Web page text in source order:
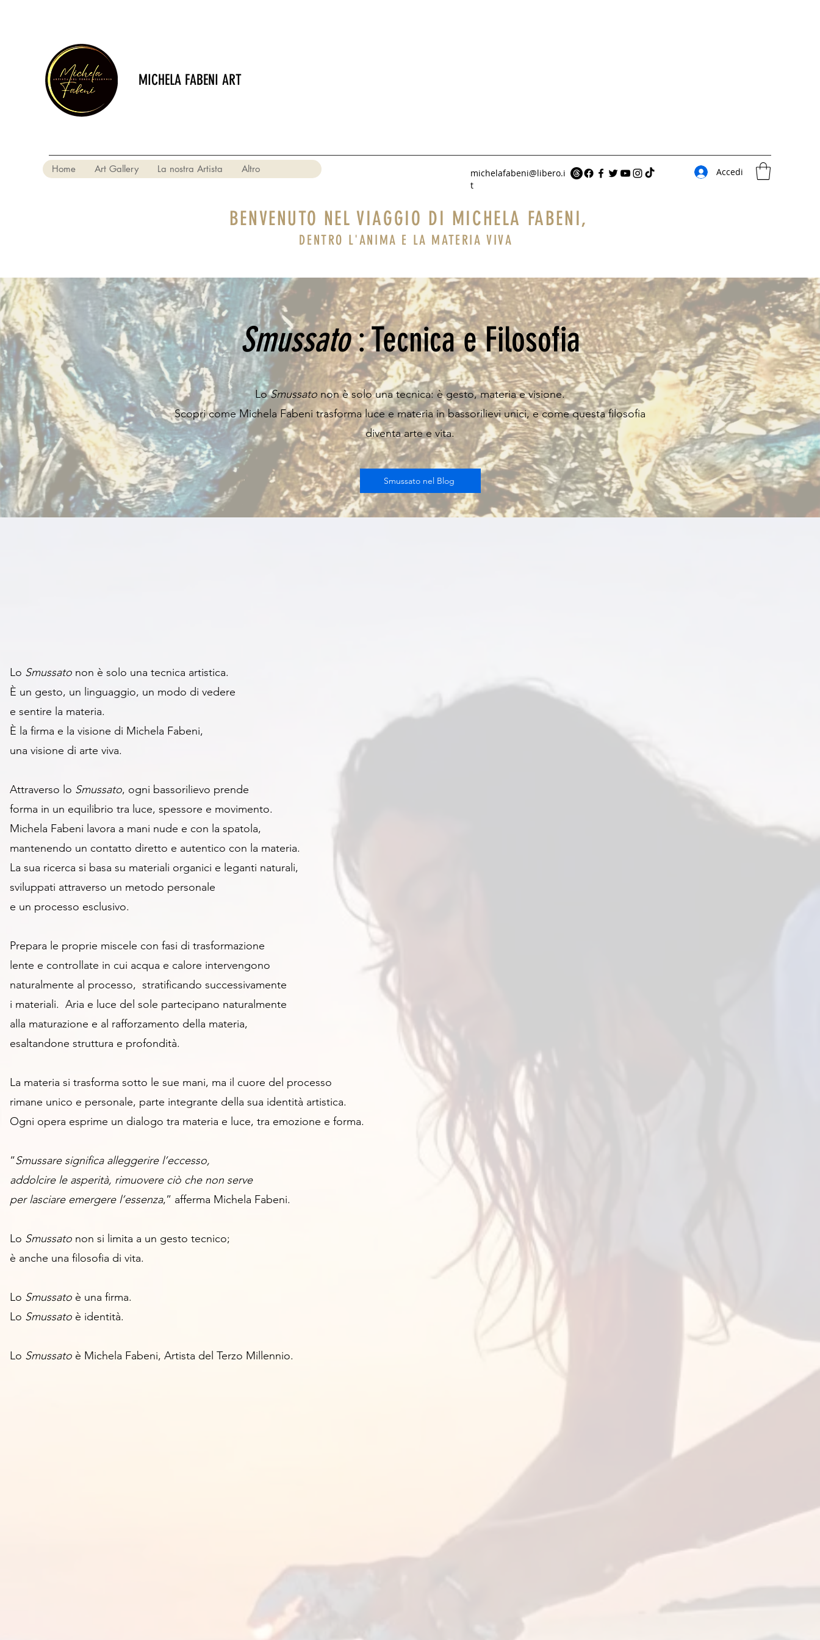
MICHELA FABENI ART
Home Art Gallery La nostra Artista Altro
michelafabeni@libero.i
t
Accedi
BENVENUTO NEL VIAGGIO DI MICHELA FABENI,
DENTRO L'ANIMA E LA MATERIA VIVA
Smussato: Tecnica e Filosofia
LoSmussatonon è solo una tecnica: è gesto, materia e visione.
Scopri come Michela Fabeni trasforma luce e materia in bassorilievi unici, e come questa filosofia
diventa arte e vita.
Smussato nel Blog
Lo Smussato non è solo una tecnica artistica.
È un gesto, un linguaggio, un modo di vedere
e sentire la materia.
È la firma e la visione di Michela Fabeni,
una visione di arte viva.
Attraverso lo Smussato, ogni bassorilievo prende
forma in un equilibrio tra luce, spessore e movimento.
Michela Fabeni lavora a mani nude e con la spatola,
mantenendo un contatto diretto e autentico con la materia.
La sua ricerca si basa su materiali organici e leganti naturali,
sviluppati attraverso un metodo personale
e un processo esclusivo.
Prepara le proprie miscele con fasi di trasformazione
lente e controllate in cui acqua e calore intervengono
naturalmente al processo, stratificando successivamente
i materiali. Aria e luce del sole partecipano naturalmente
alla maturazione e al rafforzamento della materia,
esaltandone struttura e profondità.
La materia si trasforma sotto le sue mani, ma il cuore del processo
rimane unico e personale, parte integrante della sua identità artistica.
Ogni opera esprime un dialogo tra materia e luce, tra emozione e forma.
“Smussare significa alleggerire l’eccesso,
addolcire le asperità, rimuovere ciò che non serve
per lasciare emergere l’essenza,” afferma Michela Fabeni.
Lo Smussato non si limita a un gesto tecnico;
è anche una filosofia di vita.
Lo Smussato è una firma.
Lo Smussato è identità.
Lo Smussato è Michela Fabeni, Artista del Terzo Millennio.